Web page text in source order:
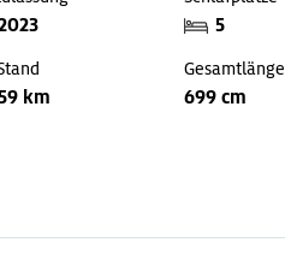
5
km
Gesamtlänge
699 cm